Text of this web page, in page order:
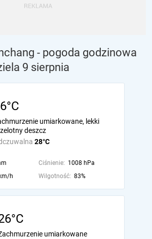
- pogoda godzinowa
9 sierpnia
28°C
umiarkowane, lekki
deszcz
Ciśnienie: 1008 hPa
h Wilgotność: 83%
umiarkowane